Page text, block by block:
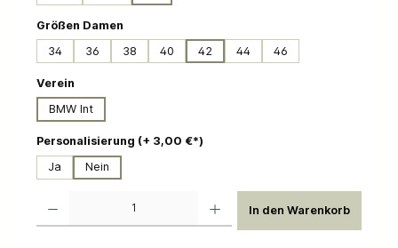
Größen Damen
34
36 38 40 42 44 46
Verein
BMW Int
Personalisierung (+ 3,00 €*)
Ja
Nein
In den Warenkorb